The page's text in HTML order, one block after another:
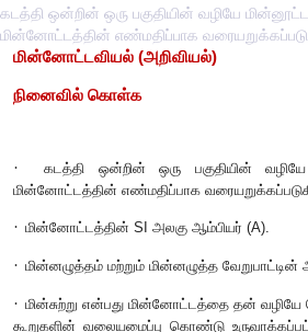
கடத்தி ஒன்றின் ஒரு பகுதியின் வழியே
மின்னோட்டத்தின் எண்மதிப்பாக
மின்னோட்டவியல்(அறிவியல்)
நினைவில் கொள்க
கடத்தி ஒன்றின் ஒரு